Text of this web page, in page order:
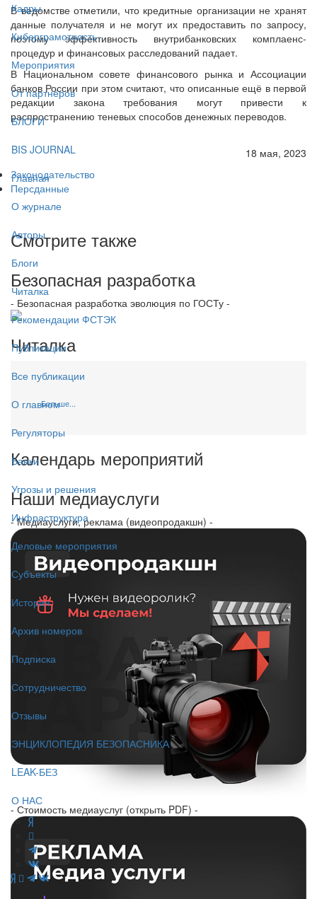
Кадры
Киберграмотность
Мероприятия
От партнёров
БЛОГИ
BIS JOURNAL
Главная
О журнале
Авторы
Блоги
Читалка
Рекомендации ФСТЭК
Публикации
Все публикации
О главном
Регуляторы
Банки
Угрозы и решения
Инфраструктура
Деловые мероприятия
Субъекты
История
Архив номеров
Подписка
Сотрудничество
Отзывы
ЭНЦИКЛОПЕДИЯ БЕЗОПАСНИКА
LEAK-БЕЗ
О НАС
В ведомстве отметили, что кредитные организации не хранят
данные получателя и не могут их предоставить по запросу,
поэтому эффективность внутрибанковских комплаенс-
процедур и финансовых расследований падает.
В Национальном совете финансового рынка и Ассоциации
банков России при этом считают, что описанные ещё в первой
редакции закона требования могут привести к
распространению теневых способов денежных переводов.
18 мая, 2023
Законодательство
Персданные
Смотрите также
Безопасная разработка
- Безопасная разработка эволюция по ГОСТу -
Читалка
Больше...
Календарь мероприятий
Наши медиауслуги
- Медиауслуги, реклама (видеопродакшн) -
- Стоимость медиауслуг (открыть PDF) -